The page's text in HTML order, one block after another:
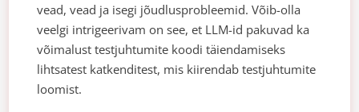
vead, vead ja isegi jõudlusprobleemid. Võib-olla
veelgi intrigeerivam on see, et LLM-id pakuvad ka
võimalust testjuhtumite koodi täiendamiseks
lihtsatest katkenditest, mis kiirendab testjuhtumite
loomist.